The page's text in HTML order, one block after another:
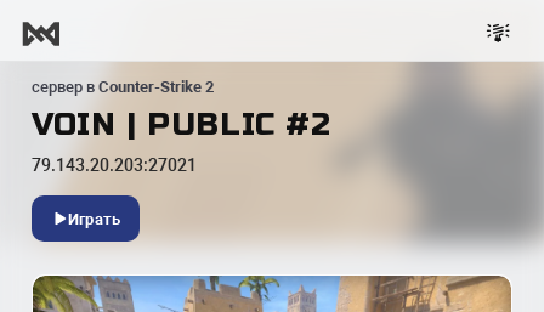
сервер в Counter-Strike 2
VOIN | PUBLIC #2
79.143.20.203:27021
Играть